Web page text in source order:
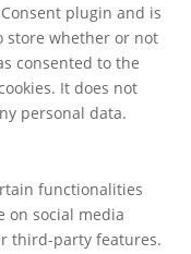
Consent plugin and is
store whether or not
consented to the
It does not
personal data.
functionalities
on social media
third-party features.